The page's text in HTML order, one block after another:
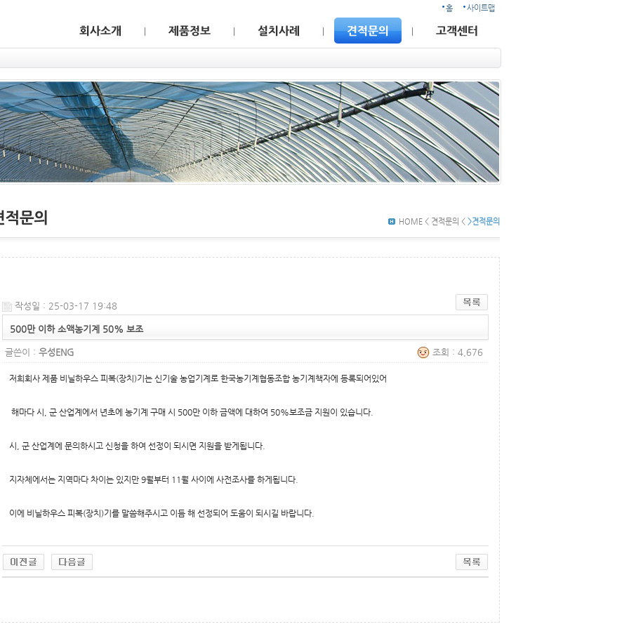
홈 사이트맵
HOME < 견적문의 < >견적문의
작성일 : 25-03-17 19:48
500만 이하 소액농기계 50% 보조
글쓴이 : 우성ENG 조회 : 4,676
저희회사 제품 비닐하우스 피복(장치)기는 신기술 농업기계로 한국농기계협동조합 농기계책자에 등록되어있어
해마다 시, 군 산업계에서 년초에 농기계 구매 시 500만 이하 금액에 대하여 50%보조금 지원이 있습니다.
시, 군 산업계에 문의하시고 신청을 하여 선정이 되시면 지원을 받게됩니다.
지자체에서는 지역마다 차이는 있지만 9월부터 11월 사이에 사전조사를 하게됩니다.
이에 비닐하우스 피복(장치)기를 말씀해주시고 이듬 해 선정되어 도움이 되시길 바랍니다.